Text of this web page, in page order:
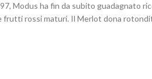
Modus ha fin da subito guadagnato
rossi maturi. Il Merlot dona